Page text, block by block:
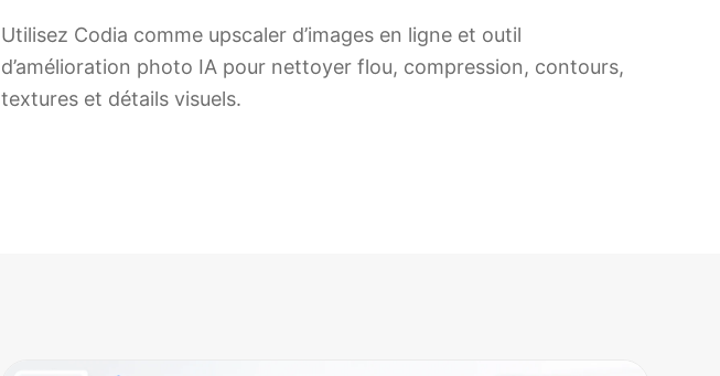
Utilisez Codia comme upscaler d’images en ligne et outil
d’amélioration photo IA pour nettoyer flou, compression, contours,
textures et détails visuels.